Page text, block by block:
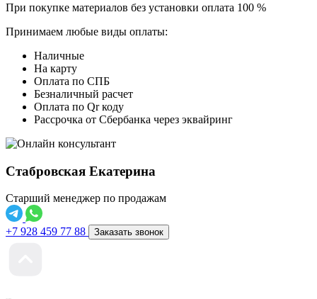
При покупке материалов без установки оплата 100 %
Принимаем любые виды оплаты:
Наличные
На карту
Оплата по СПБ
Безналичный расчет
Оплата по Qr коду
Рассрочка от Сбербанка через эквайринг
Стабровская Екатерина
Старший менеджер по продажам
+7 928 459 77 88 Заказать звонок